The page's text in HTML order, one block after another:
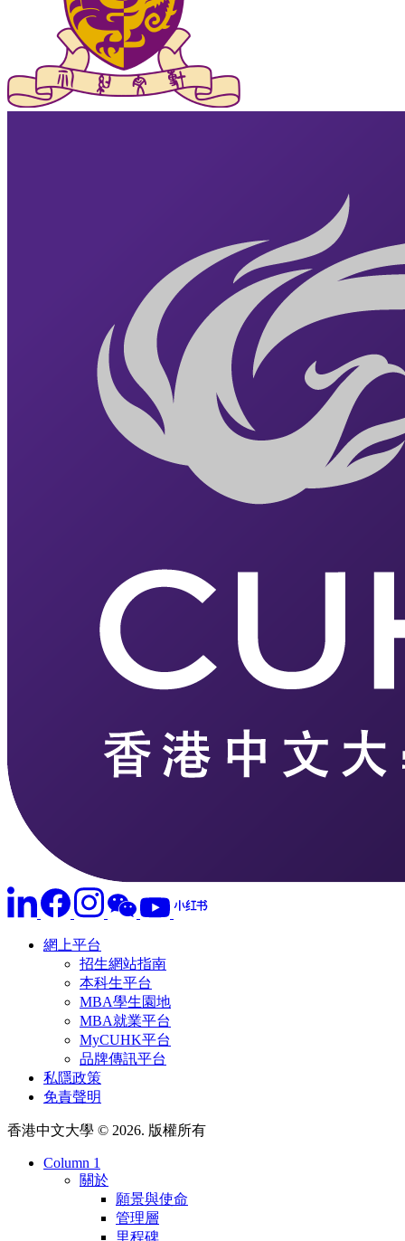
網上平台
招生網站指南
本科生平台
MBA學生園地
MBA就業平台
MyCUHK平台
品牌傳訊平台
私隱政策
免責聲明
香港中文大學 © 2026. 版權所有
Column 1
關於
願景與使命
管理層
里程碑